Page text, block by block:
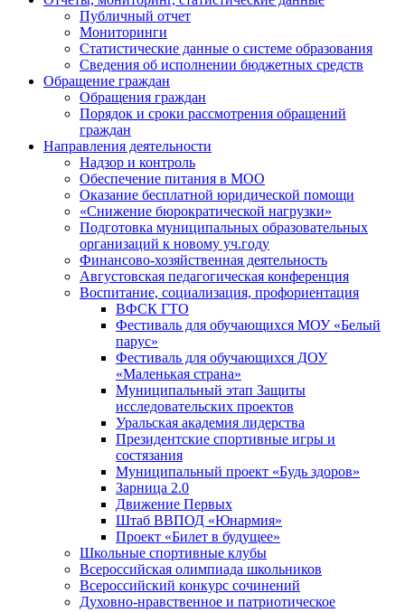
Публичный отчет
Мониторинги
Статистические данные о системе образования
Сведения об исполнении бюджетных средств
Обращение граждан
Обращения граждан
Порядок и сроки рассмотрения обращений
граждан
Направления деятельности
Надзор и контроль
Обеспечение питания в МОО
Оказание бесплатной юридической помощи
«Снижение бюрократической нагрузки»
Подготовка муниципальных образовательных
организаций к новому уч.году
Финансово-хозяйственная деятельность
Августовская педагогическая конференция
Воспитание, социализация, профориентация
ВФСК ГТО
Фестиваль для обучающихся МОУ «Белый
парус»
Фестиваль для обучающихся ДОУ
«Маленькая страна»
Муниципальный этап Защиты
исследовательских проектов
Уральская академия лидерства
Президентские спортивные игры и
состязания
Муниципальный проект «Будь здоров»
Зарница 2.0
Движение Первых
Штаб ВВПОД «Юнармия»
Проект «Билет в будущее»
Школьные спортивные клубы
Всероссийская олимпиада школьников
Всероссийский конкурс сочинений
Духовно-нравственное и патриотическое